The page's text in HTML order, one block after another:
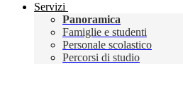
Servizi
Panoramica
Famiglie e studenti
Personale scolastico
Percorsi di studio